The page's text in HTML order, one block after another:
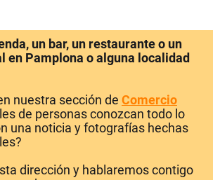
un bar, un restaurante o un
en Pamplona o alguna localidad
nuestra sección de Comercio
de personas conozcan todo lo
una noticia y fotografías hechas
dirección y hablaremos contigo